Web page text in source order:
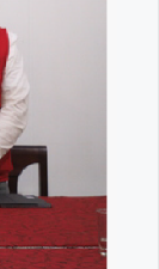
expertos
acuerdos para
y resiliente en